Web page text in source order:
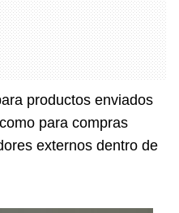
productos enviados
para compras
externos dentro de